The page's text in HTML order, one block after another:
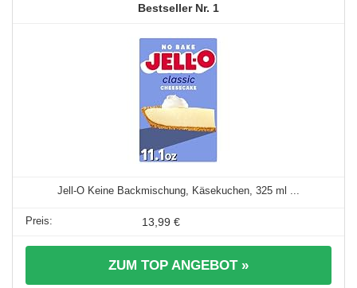
1
Jell-O Keine Backmischung, Käsekuchen, 325 ml ...
13,99 €
ZUM TOP ANGEBOT »